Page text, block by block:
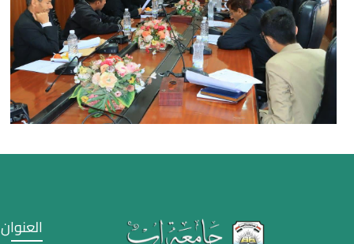
العنوان